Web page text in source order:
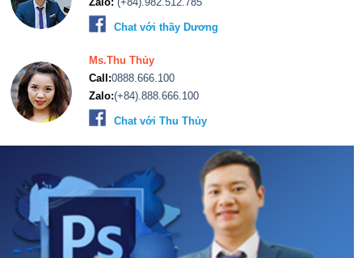
Ms.Thu Thủy
Call:
0888.666.100
Chat với Thu Thủy